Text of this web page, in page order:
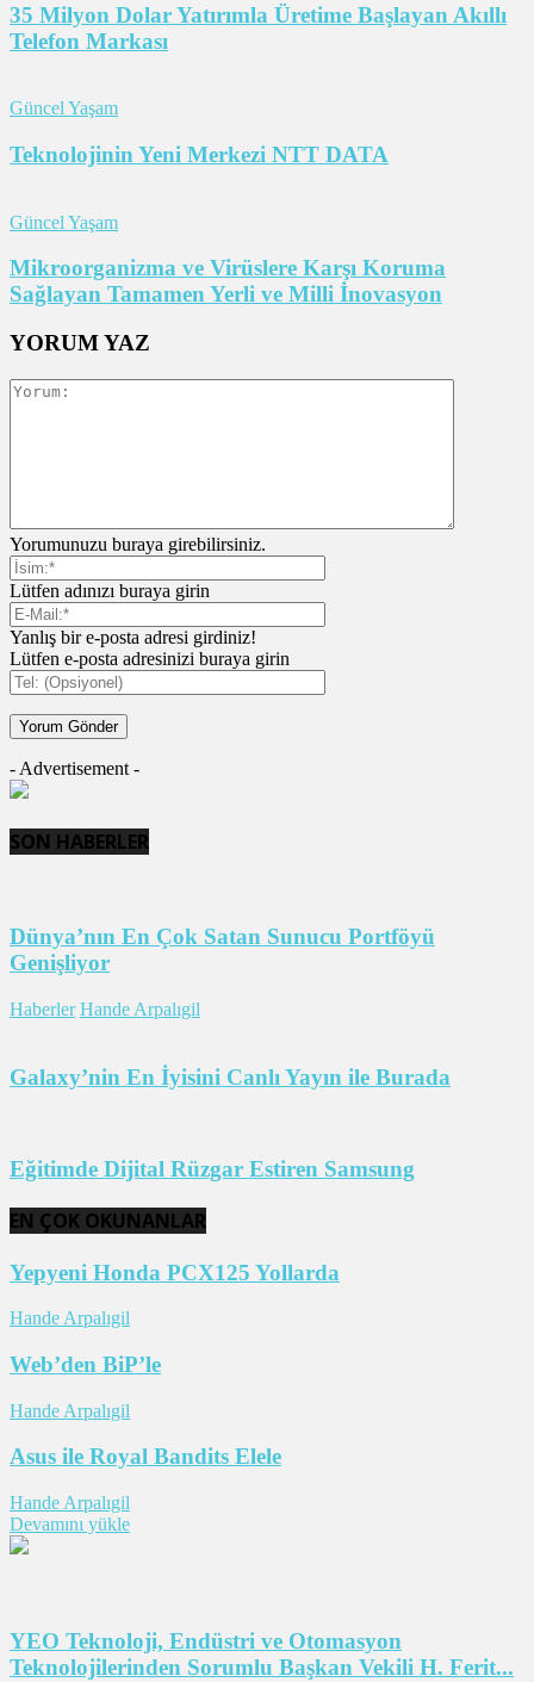
35 Milyon Dolar Yatırımla Üretime Başlayan Akıllı
Telefon Markası
Güncel Yaşam
Teknolojinin Yeni Merkezi NTT DATA
Güncel Yaşam
Mikroorganizma ve Virüslere Karşı Koruma
Sağlayan Tamamen Yerli ve Milli İnovasyon
YORUM YAZ
Yorumunuzu buraya girebilirsiniz.
Lütfen adınızı buraya girin
Yanlış bir e-posta adresi girdiniz!
Lütfen e-posta adresinizi buraya girin
- Advertisement -
SON HABERLER
Dünya’nın En Çok Satan Sunucu Portföyü
Genişliyor
Haberler Hande Arpalıgil
Galaxy’nin En İyisini Canlı Yayın ile Burada
Eğitimde Dijital Rüzgar Estiren Samsung
EN ÇOK OKUNANLAR
Yepyeni Honda PCX125 Yollarda
Hande Arpalıgil
Web’den BiP’le
Hande Arpalıgil
Asus ile Royal Bandits Elele
Hande Arpalıgil
Devamını yükle
YEO Teknoloji, Endüstri ve Otomasyon
Teknolojilerinden Sorumlu Başkan Vekili H. Ferit...